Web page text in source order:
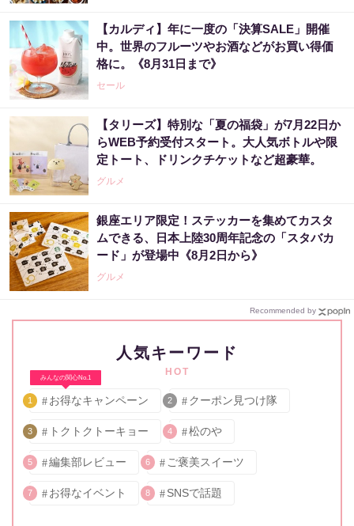
【カルディ】年に一度の「決算SALE」開催
中。世界のフルーツやお酒などがお買い得価
格に。《8月31日まで》
セール
【タリーズ】特別な「夏の福袋」が7月22日か
らWEB予約受付スタート。大人気ボトルや限
定トート、ドリンクチケットなど超豪華。
グルメ
銀座エリア限定！ステッカーを集めてカスタ
ムできる、日本上陸30周年記念の「スタバカ
ード」が登場中《8月2日から》
グルメ
Recommended by
人気キーワード
HOT
みんなの関心No.1
1 お得なキャンペーン 2 クーポン見つけ隊
3 トクトクトーキョー 4 松のや
5 編集部レビュー 6 ご褒美スイーツ
7 お得なイベント 8 SNSで話題